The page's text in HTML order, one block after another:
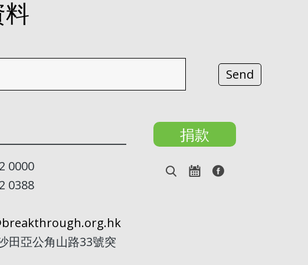
0000
0388
田亞公角山路33號突
捐款